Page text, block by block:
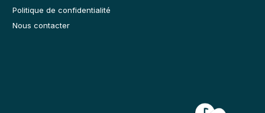
Politique de confidentialité
Nous contacter